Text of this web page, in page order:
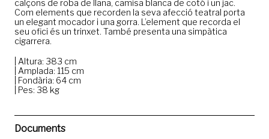
calçons de roba de llana, camisa blanca de cotó i un jac.
Com elements que recorden la seva afecció teatral porta
un elegant mocador i una gorra. L’element que recorda el
seu ofici és un trinxet. També presenta una simpàtica
cigarrera.
| Altura: 383 cm
| Amplada: 115 cm
| Fondària: 64 cm
| Pes: 38 kg
Documents